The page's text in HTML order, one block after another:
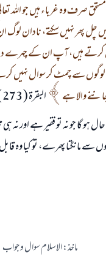
صرف وہ غرباء ہيں جو اللہ
چل پھر نہيں سكتے، نادان
كرتے ہيں، آپ ان كے چہرے
سے چمٹ كر سوال نہيں
والا ہے
البقرۃ ( 273 ).
ہو گا جو نہ تو فقير ہے اور نہ
سے مانگتا پھرے، تو كيا وہ
ماخذ:الاسلام سوال و جواب